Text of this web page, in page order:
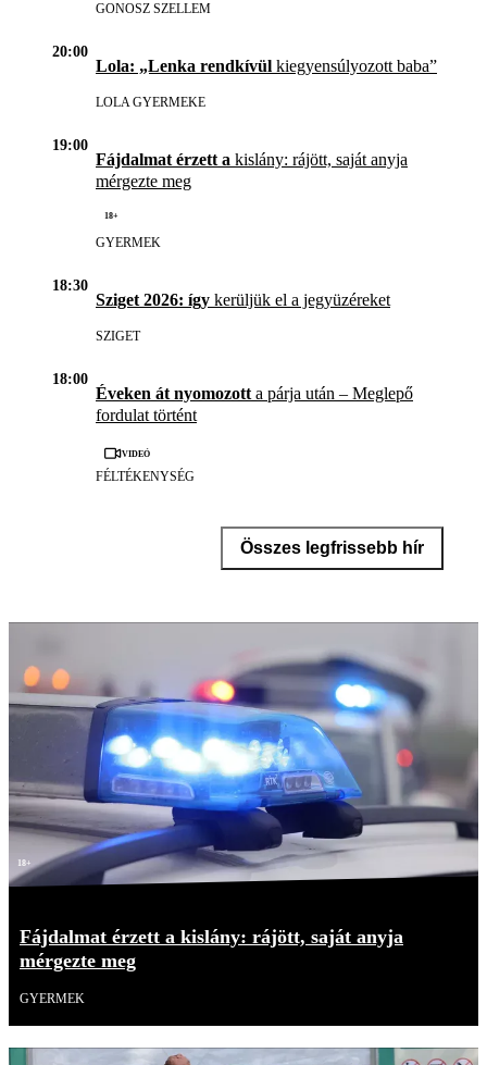
GONOSZ SZELLEM
20:00
Lola: „Lenka rendkívül kiegyensúlyozott baba”
LOLA GYERMEKE
19:00
Fájdalmat érzett a kislány: rájött, saját anyja
mérgezte meg
18+
GYERMEK
18:30
Sziget 2026: így kerüljük el a jegyüzéreket
SZIGET
18:00
Éveken át nyomozott a párja után – Meglepő
fordulat történt
Videó
FÉLTÉKENYSÉG
Összes legfrissebb hír
18+
Fájdalmat érzett a kislány: rájött, saját anyja
mérgezte meg
GYERMEK